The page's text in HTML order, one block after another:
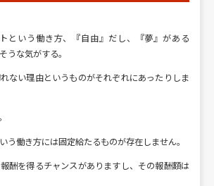
という働き方、『自由』だし、『夢』がある
うな気がする。
ない理由というものがそれぞれにあったりしま
う働き方には固定給たるものが存在しません。
酬を得るチャンスがありますし、その報酬額は